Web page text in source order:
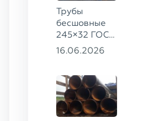
Трубы
бесшовные
245×32 ГОСТ
8732-78, ст.
16.06.2026